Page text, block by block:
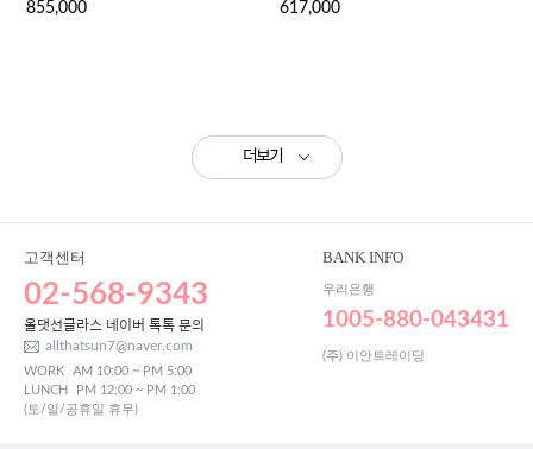
855,000 617,000
더보기
고객센터
02-568-9343
올댓선글라스 네이버 톡톡 문의
allthatsun7@naver.com
WORK
AM 10:00 ~ PM 5:00
LUNCH
PM 12:00 ~ PM 1:00
(토/일/공휴일 휴무)
BANK INFO
우리은행
1005-880-043431
(주) 이안트레이딩